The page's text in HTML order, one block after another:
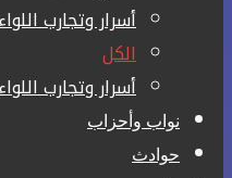
أسرار وتجارب
الكل
أسرار وتجارب
نواب وأحزاب
حوادث